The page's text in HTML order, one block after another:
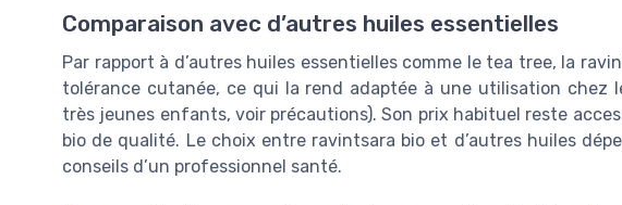
Comparaison avec d’autres huiles essentielles
Par rapport à d’autres huiles essentielles comme le tea tree, la
tolérance cutanée, ce qui la rend adaptée à une utilisation chez
très jeunes enfants, voir précautions). Son prix habituel reste
bio de qualité. Le choix entre ravintsara bio et d’autres huiles
conseils d’un professionnel santé.